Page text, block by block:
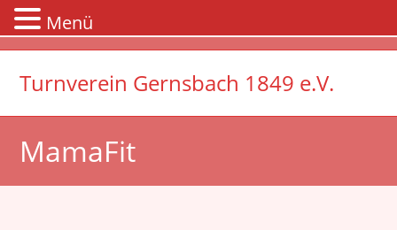
Zum
springen
Turnverein Gernsbach 1849 e.V.
MamaFit
Menü